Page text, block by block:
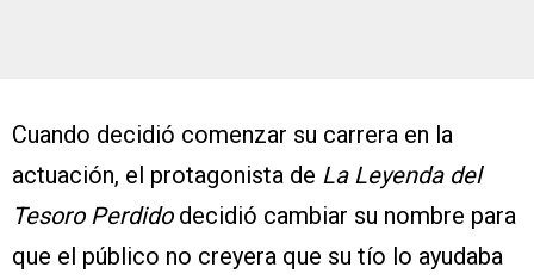
Cuando decidió comenzar su carrera en la
actuación, el protagonista de La Leyenda del
Tesoro Perdidodecidió cambiar su nombre para
que el público no creyera que su tío lo ayudaba